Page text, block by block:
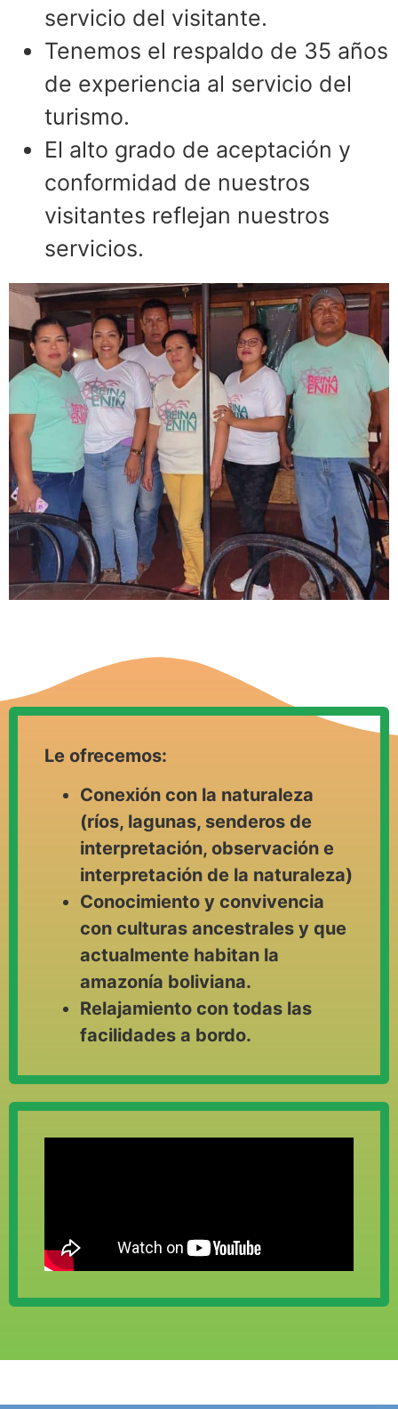
servicio del visitante.
Tenemos el respaldo de 35 años
de experiencia al servicio del
turismo.
El alto grado de aceptación y
conformidad de nuestros
visitantes reflejan nuestros
servicios.
Le ofrecemos:
Conexión con la naturaleza
(ríos, lagunas, senderos de
interpretación, observación e
interpretación de la naturaleza)
Conocimiento y convivencia
con culturas ancestrales y que
actualmente habitan la
amazonía boliviana.
Relajamiento con todas las
facilidades a bordo.